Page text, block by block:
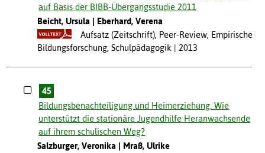
auf Basis der BIBB-Übergangsstudie 2011
Beicht, Ursula
Eberhard, Verena
Aufsatz (Zeitschrift), Peer-Review, Empirische
Bildungsforschung, Schulpädagogik
2013
45
Bildungsbenachteiligung und Heimerziehung. Wie
unterstützt die stationäre Jugendhilfe Heranwachsende
auf ihrem schulischen Weg?
Salzburger, Veronika
Mraß, Ulrike